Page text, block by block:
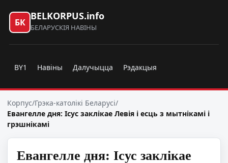
БК
BELKORPUS.info
БЕЛАРУСКІЯ НАВІНЫ
BY1 Навіны Далучыцца Рэдакцыя
Корпус/Грэка-католікі Беларусі/
Евангелле дня: Ісус заклікае Левія і есць з мытнікамі і
грэшнікамі
Евангелле дня: Ісус заклікае